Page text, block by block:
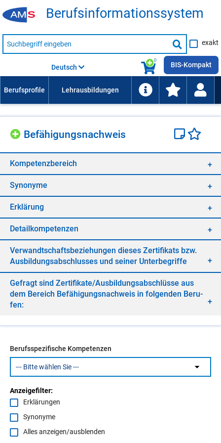
Be­rufs­in­for­ma­ti­ons­sys­tem
Suche
nach
Suche
starten
exakt
0
Deutsch BIS-Kompakt
Be­fä­hi­gungs­nach­weis
Kom­pe­tenz­be­reich
Syn­ony­me
Er­klä­rung
De­tail­kom­pe­ten­zen
Ver­wandt­schafts­be­zie­hun­gen die­ses Zer­ti­fi­kats bzw.
Aus­bil­dungs­ab­schlus­ses und sei­ner Un­ter­be­grif­fe
Ge­fragt sind Zer­ti­fi­ka­te/​Aus­bil­dungs­ab­schlüs­se aus
dem Be­reich Be­fä­hi­gungs­nach­weis in fol­gen­den Be­ru­
fen:
Berufsspezifische Kompetenzen
Anzeigefilter:
Erklärungen
Synonyme
Alles anzeigen/ausblenden